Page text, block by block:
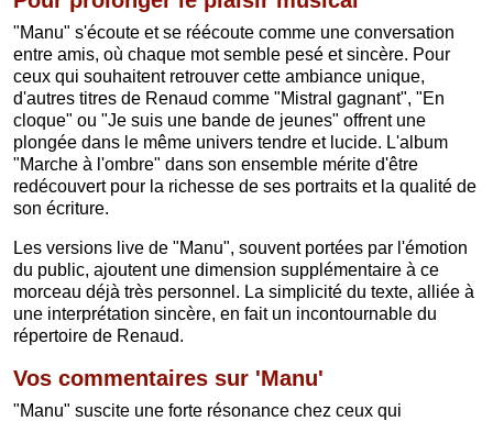
"Manu" s'écoute et se réécoute comme une conversation
entre amis, où chaque mot semble pesé et sincère. Pour
ceux qui souhaitent retrouver cette ambiance unique,
d'autres titres de Renaud comme "Mistral gagnant", "En
cloque" ou "Je suis une bande de jeunes" offrent une
plongée dans le même univers tendre et lucide. L'album
"Marche à l'ombre" dans son ensemble mérite d'être
redécouvert pour la richesse de ses portraits et la qualité de
son écriture.
Les versions live de "Manu", souvent portées par l'émotion
du public, ajoutent une dimension supplémentaire à ce
morceau déjà très personnel. La simplicité du texte, alliée à
une interprétation sincère, en fait un incontournable du
répertoire de Renaud.
Vos commentaires sur 'Manu'
"Manu" suscite une forte résonance chez ceux qui